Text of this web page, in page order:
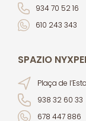
934 70 52 16
610 243 343
SPAZIO
Plaça de
938 32 60 33
678 447 886